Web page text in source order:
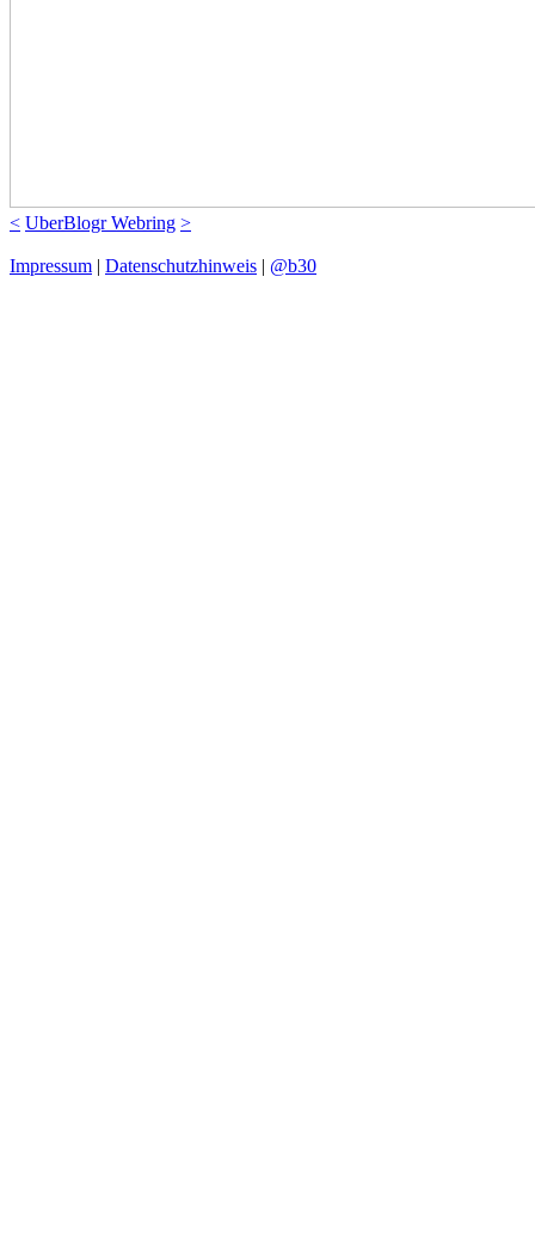
< UberBlogr Webring >
Impressum | Datenschutzhinweis | @b30